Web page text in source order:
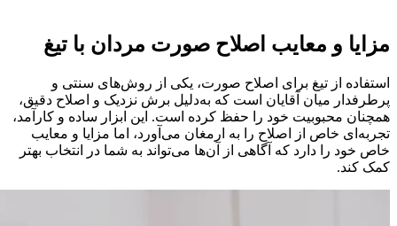
مزایا و معایب اصلاح صورت مردان با تیغ
استفاده از تیغ برای اصلاح صورت، یکی از روش‌های سنتی و
پرطرفدار میان آقایان است که به‌دلیل برش نزدیک و اصلاح دقیق،
همچنان محبوبیت خود را حفظ کرده است. این ابزار ساده و کارآمد،
تجربه‌ای خاص از اصلاح را به ارمغان می‌آورد، اما مزایا و معایب
خاص خود را دارد که آگاهی از آن‌ها می‌تواند به شما در انتخاب بهتر
کمک کند.